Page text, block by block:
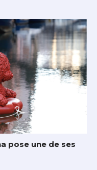
pose une de ses